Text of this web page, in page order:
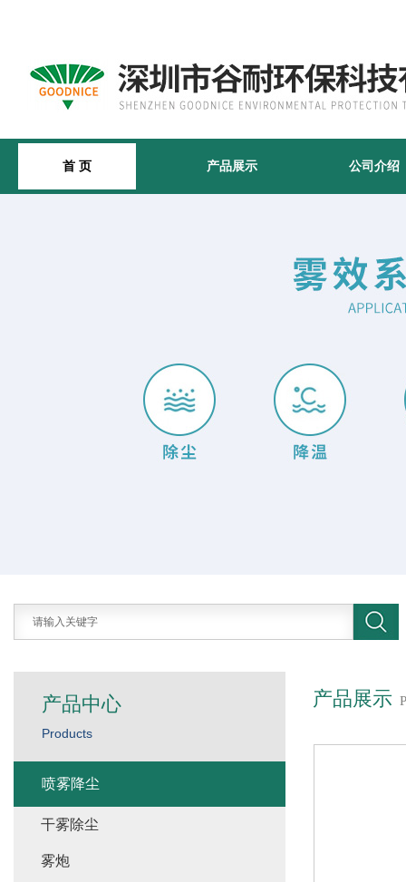
首 页 产品展示 公司介绍
产品展示
产品中心
Products
喷雾降尘
干雾除尘
雾炮